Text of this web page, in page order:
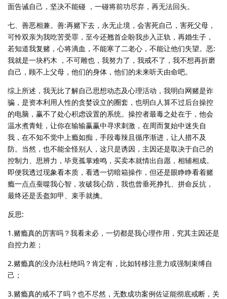
面告诫自己，坚决不能碰 ，一碰将前功尽弃，再无法回头。
七、善恶相兼。善:再赌下去，永无止境，会害死自己，害死父母，
可怜双亲为我吃苦受罪，至今还翘首企盼我步入正轨，再婚生子，
若知道我复赌，心将滴血，不能寒了二老心，不能让他们失望。恶:
我就是一块朽木 ，不可雕也，我努力了，我戒不了，我不想再折磨
自己，顾不上父母，他们的身体，他们的未来听天由命吧。
综上所述，我无比了解自己思想动态及心理活动，我明白网赌是诈
骗，是资本利用人性的贪婪设立的圈套，也明白人算不过后台操控
的电脑，赢不了处心积虑设置的系统。操控者最毒之处在于，他会
温水煮青蛙，让你在输输赢赢中寻求刺激，在周而复始中迷失自
我，在不知不觉中上瘾如痴，手段毒辣且循序渐进，让人措不及
防。当然，也不能全怪别人，这只是诱因，主因还是取决于自己的
控制力、思辨力，毕竟孤掌难鸣，买卖本就情出自愿，相辅相成。
即便我透过现象看本质，看透一切暗箱操作，但还是眼睁睁看着赌
瘾一点点蚕噬我心智，攻破我心防，我也曾垂死挣扎、拼命反抗，
最终还是丢盔卸甲、束手就擒。
反思:
1.赌瘾真的厉害吗？我看未必，一切都是我心理作用，究其主因还是
自控力差；
2.赌瘾真的没办法杜绝吗？肯定有，比如转移注意力或强制束缚自
己；
3.赌瘾真的戒不了吗？也不尽然，无数成功案例佐证能彻底戒断，关